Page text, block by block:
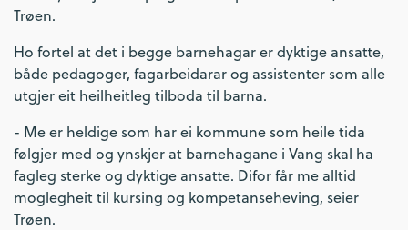
Trøen.
Ho fortel at det i begge barnehagar er dyktige ansatte,
både pedagoger, fagarbeidarar og assistenter som alle
utgjer eit heilheitleg tilboda til barna.
- Me er heldige som har ei kommune som heile tida
følgjer med og ynskjer at barnehagane i Vang skal ha
fagleg sterke og dyktige ansatte. Difor får me alltid
moglegheit til kursing og kompetanseheving, seier
Trøen.